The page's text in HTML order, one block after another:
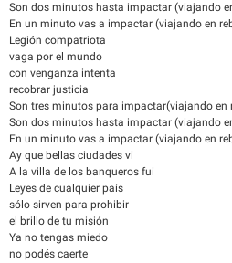
Son dos minutos hasta impactar (viajando
En un minuto vas a impactar (viajando en
Legión compatriota
vaga por el mundo
con venganza intenta
recobrar justicia
Son tres minutos para impactar(viajando en
Son dos minutos hasta impactar (viajando
En un minuto vas a impactar (viajando en
Ay que bellas ciudades vi
A la villa de los banqueros fui
Leyes de cualquier país
sólo sirven para prohibir
el brillo de tu misión
Ya no tengas miedo
no podés caerte